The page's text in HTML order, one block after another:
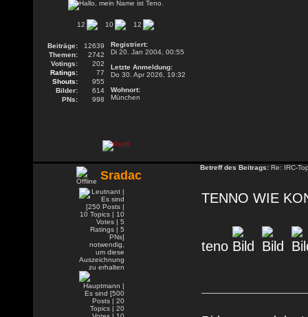
12 10 12
Beiträge:
12639
Themen:
2742
Votings:
202
Ratings:
77
Shouts:
955
Bilder:
614
PNs:
998
Registriert:
Di 20. Jan 2004, 00:55
Letzte Anmeldung:
Do 30. Apr 2026, 19:32
Wohnort:
München
Sradac
Betreff des Beitrags: Re: IRC-
TENNO WIE
teno